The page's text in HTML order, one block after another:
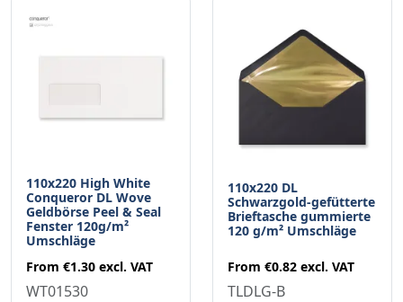
110x220 High White
Conqueror DL Wove
Geldbörse Peel & Seal
Fenster 120g/m²
Umschläge
From €1.30 excl. VAT
WT01530
110x220 DL
Schwarzgold-gefütterte
Brieftasche gummierte
120 g/m² Umschläge
From €0.82 excl. VAT
TLDLG-B